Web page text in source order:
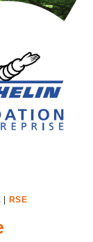
| RSE